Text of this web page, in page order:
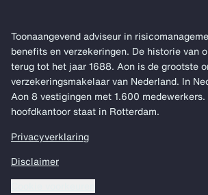
Toonaangevend adviseur in
benefits en verzekeringen. De historie van
terug tot het jaar 1688. Aon is de grootste
verzekeringsmakelaar van Nederland. In
Aon 8 vestigingen met 1.600 medewerkers.
hoofdkantoor staat in Rotterdam.
Privacyverklaring
Disclaimer